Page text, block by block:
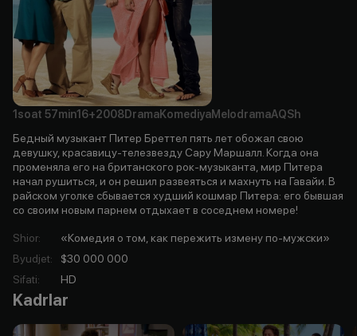
1soat 57min16+2008DramaKomediyaMelodramaAQSh
Бедный музыкант Питер Бреттел пять лет обожал свою
девушку, красавицу-телезвезду Сару Маршалл. Когда она
променяла его на британского рок-музыканта, мир Питера
начал рушиться, и он решил развеяться и махнуть на Гавайи. В
райском уголке сбывается худший кошмар Питера: его бывшая
со своим новым парнем отдыхает в соседнем номере!
Shior:
«Комедия о том, как пережить измену по-мужски»
Byudjet:
$30 000 000
Sifati: HD
Kadrlar